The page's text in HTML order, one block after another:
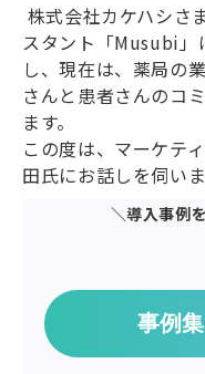
株式会社カケハシさ
スタント「Musubi」
し、現在は、薬局の
さんと患者さんのコ
ます。
この度は、マーケテ
田氏にお話しを伺いま
＼導入事例
事例